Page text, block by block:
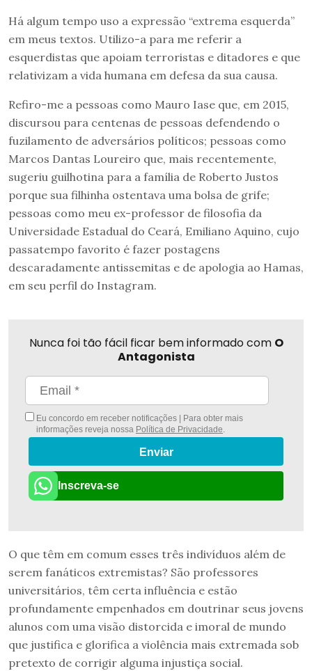
Há algum tempo uso a expressão “extrema esquerda”
em meus textos. Utilizo-a para me referir a
esquerdistas que apoiam terroristas e ditadores e que
relativizam a vida humana em defesa da sua causa.
Refiro-me a pessoas como Mauro Iase que, em 2015,
discursou para centenas de pessoas defendendo o
fuzilamento de adversários políticos; pessoas como
Marcos Dantas Loureiro que, mais recentemente,
sugeriu guilhotina para a família de Roberto Justos
porque sua filhinha ostentava uma bolsa de grife;
pessoas como meu ex-professor de filosofia da
Universidade Estadual do Ceará, Emiliano Aquino, cujo
passatempo favorito é fazer postagens
descaradamente antissemitas e de apologia ao Hamas,
em seu perfil do Instagram.
Nunca foi tão fácil ficar bem informado com O
Antagonista
Eu concordo em receber notificações | Para obter mais
informações reveja nossa Política de Privacidade.
Enviar
Inscreva-se
O que têm em comum esses três indivíduos além de
serem fanáticos extremistas? São professores
universitários, têm certa influência e estão
profundamente empenhados em doutrinar seus jovens
alunos com uma visão distorcida e imoral de mundo
que justifica e glorifica a violência mais extremada sob
pretexto de corrigir alguma injustiça social.